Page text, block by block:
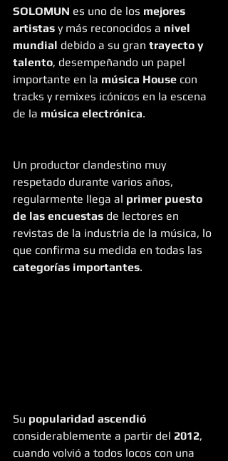
SOLOMUN es uno de los mejores
artistas y más reconocidos a nivel
mundial debido a su gran trayecto y
talento, desempeñando un papel
importante en la música House con
tracks y remixes icónicos en la escena
de la música electrónica.
Un productor clandestino muy
respetado durante varios años,
regularmente llega al primer puesto
de las encuestas de lectores en
revistas de la industria de la música, lo
que confirma su medida en todas las
categorías importantes.
Su popularidad ascendió
considerablemente a partir del 2012,
cuando volvió a todos locos con una